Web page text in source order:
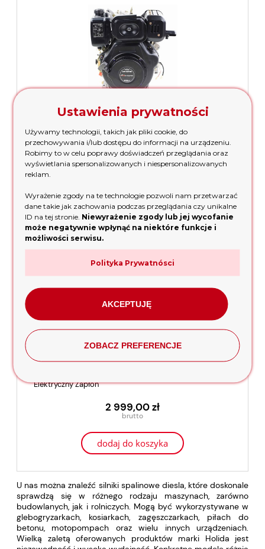
Silnik diesla MS ENGINE SR 192FDE 14KM wał. 25,4mm
3 899,00 zł
dodaj do koszyka
Silnik diesla Holida 186FE L100 9,5KM wał. 25,4mm
Elektryczny Zapłon
2 999,00 zł
dodaj do koszyka
U nas można znaleźć silniki spalinowe diesla, które doskonale
sprawdzą się w różnego rodzaju maszynach, zarówno
budowlanych, jak i rolniczych. Mogą być wykorzystywane w
glebogryzarkach, kosiarkach, zagęszczarkach, piłach do
betonu, motopompach oraz wielu innych urządzeniach.
Wielką zaletą oferowanych produktów marki Holida jest
Ustawienia prywatności
Używamy technologii, takich jak pliki cookie, do
przechowywania i/lub dostępu do informacji na urządzeniu.
Robimy to w celu poprawy doświadczeń przeglądania oraz
wyświetlania spersonalizowanych i niespersonalizowanych
reklam.
Wyrażenie zgody na te technologie pozwoli nam przetwarzać
dane takie jak zachowania podczas przeglądania czy unikalne
ID na tej stronie. Niewyrażenie zgody lub jej wycofanie
może negatywnie wpłynąć na niektóre funkcje i
możliwości serwisu.
Polityka Prywatnósci
AKCEPTUJĘ
ZOBACZ PREFERENCJE